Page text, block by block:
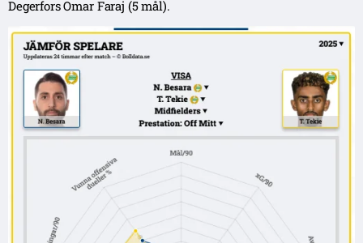
Degerfors Omar Faraj (5 mål).